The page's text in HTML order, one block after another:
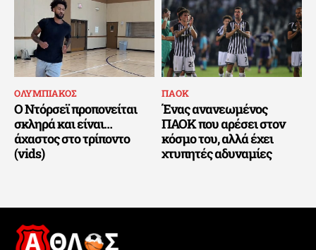
ΟΛΥΜΠΙΑΚΟΣ
Ο Ντόρσεϊ προπονείται
σκληρά και είναι…
άχαστος στο τρίποντο
(vids)
ΠΑΟΚ
Ένας ανανεωμένος
ΠΑΟΚ που αρέσει στον
κόσμο του, αλλά έχει
χτυπητές αδυναμίες